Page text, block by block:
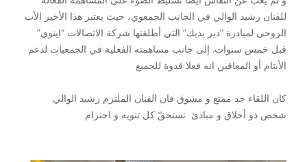
للفنان رشيد الوالي في الجانب الجمعوي، حيث يعتبر هذا الأخير الأب
الروحي لمبادرة “دير يديك” التي أطلقتها شركة الاتصالات “اينوي”
قبل خمس سنوات. إلى جانب مساهمته الفعلية في الجمعيات لدعم
الأيتام أو المعاقين انه فعلا قدوة للجميع
شخص ذو أخلاق و مبادئ تستحقّ كل تنويه و احترام